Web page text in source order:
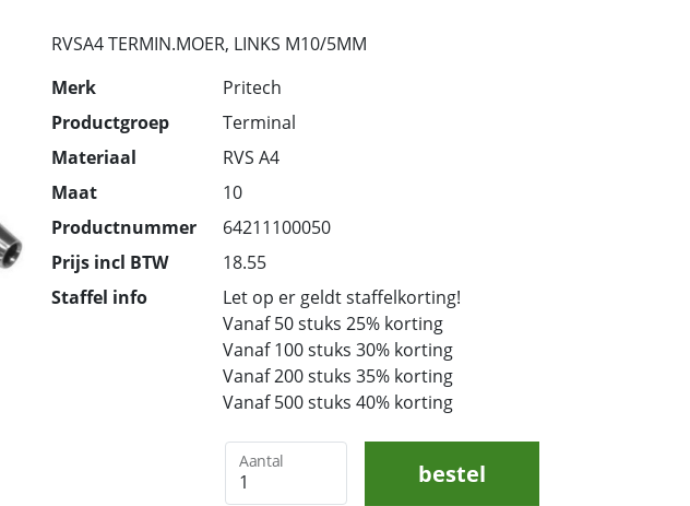
RVSA4 TERMIN.MOER, LINKS M10/5MM
Merk
Pritech
Productgroep
Terminal
Materiaal
RVS A4
Maat
10
Productnummer
64211100050
Prijs incl BTW
18.55
Staffel info
Let op er geldt staffelkorting!
Vanaf 50 stuks 25% korting
Vanaf 100 stuks 30% korting
Vanaf 200 stuks 35% korting
Vanaf 500 stuks 40% korting
Aantal bestel